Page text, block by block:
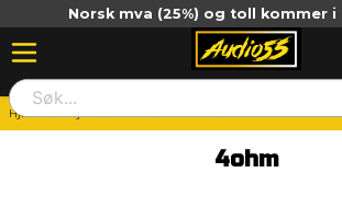
Norsk mva (25%) og toll kommer
Hjem Billjud Basar 12" basar 4ohm
4ohm